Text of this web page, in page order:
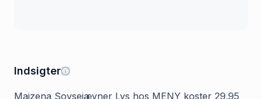
Indsigter
Maizena Sovsejævner Lys hos MENY koster 29.95